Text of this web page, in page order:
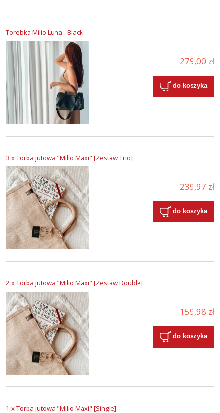
Torebka Milio Luna - Black
279,00 zł
do koszyka
3 x Torba jutowa "Milio Maxi" [Zestaw Trio]
239,97 zł
do koszyka
2 x Torba jutowa "Milio Maxi" [Zestaw Double]
159,98 zł
do koszyka
1 x Torba jutowa "Milio Maxi" [Single]